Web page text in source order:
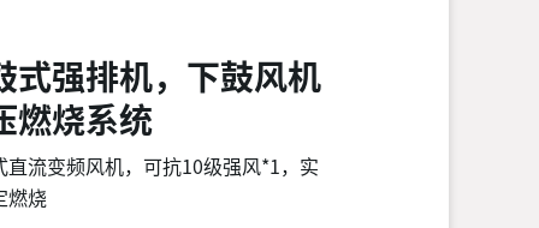
式强排机，下鼓风机
燃烧系统
直流变频风机，可抗10级强风*1，实
燃烧